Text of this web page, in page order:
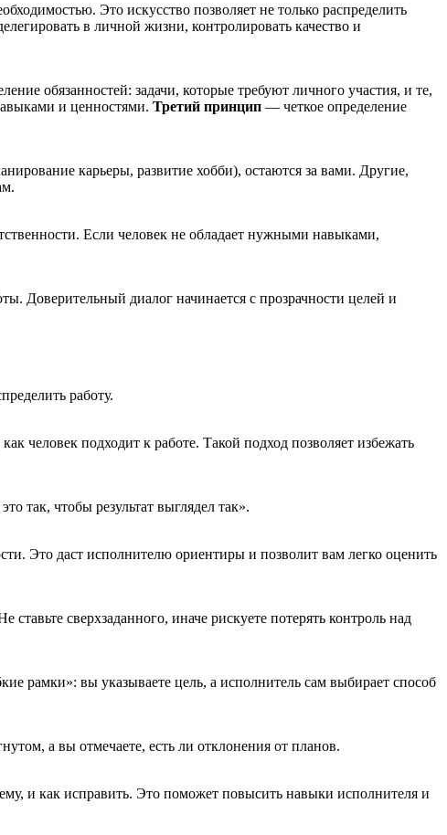
Это искусство позволяет не только распределить
в личной жизни, контролировать качество и
обязанностей: задачи, которые требуют личного участия, и те,
и ценностями. Третий принцип — четкое определение
карьеры, развитие хобби), остаются за вами. Другие,
Если человек не обладает нужными навыками,
Доверительный диалог начинается с прозрачности целей и
работу.
человек подходит к работе. Такой подход позволяет избежать
так, чтобы результат выглядел так».
Это даст исполнителю ориентиры и позволит вам легко оценить
сверхзаданного, иначе рискуете потерять контроль над
рамки»: вы указываете цель, а исполнитель сам выбирает способ
а вы отмечаете, есть ли отклонения от планов.
и как исправить. Это поможет повысить навыки исполнителя и